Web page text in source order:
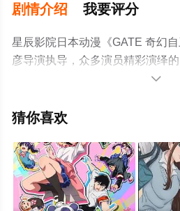
剧情介绍 我要评分
星辰影院日本动漫《GATE 奇幻
彦导演执导，众多演员精彩演绎
已揭晓（全12集），手机免费观
电视猫或剧情网等平台了解。

猜你喜欢